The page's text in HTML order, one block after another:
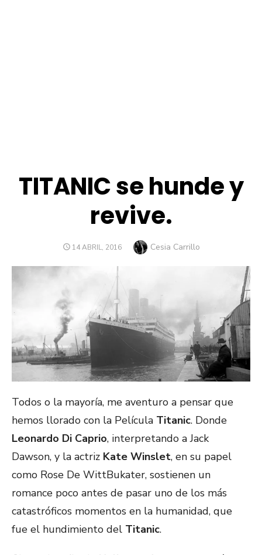
TITANIC se hunde y
revive.
PUBLICADO
14 ABRIL, 2016 Autor
Cesia Carrillo
Todos o la mayoría, me aventuro a pensar que
hemos llorado con la Película Titanic. Donde
Leonardo Di Caprio, interpretando a Jack
Dawson, y la actriz Kate Winslet, en su papel
como Rose De WittBukater, sostienen un
romance poco antes de pasar uno de los más
catastróficos momentos en la humanidad, que
fue el hundimiento del Titanic.